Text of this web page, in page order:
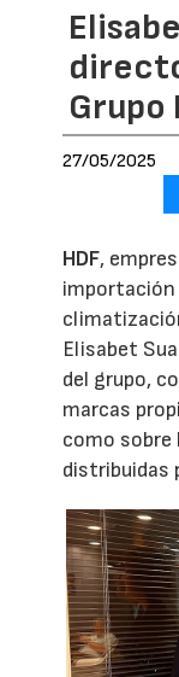
Grupo
27/05/2025
HDF,
importación
Elisabet
del grupo,
marcas
como sobre
distribuidas